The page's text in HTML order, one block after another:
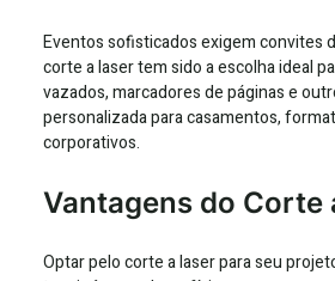
Eventos sofisticados exigem convites
corte a laser tem sido a escolha ideal
vazados, marcadores de páginas e
personalizada para casamentos,
corporativos.
Vantagens do Corte
Optar pelo corte a laser para seu